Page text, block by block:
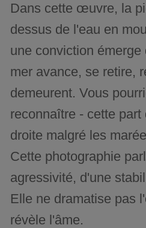
Dans cette œuvre, la
dessus de l'eau en
une conviction
mer avance, se retire,
demeurent. Vous
reconnaître - cette
droite malgré les
Cette photographie
agressivité, d'une
Elle ne dramatise pas
révèle l'âme.